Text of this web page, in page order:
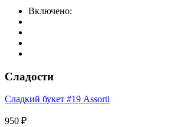
Включено:
Сладости
Сладкий букет #19 Assorti
950 ₽